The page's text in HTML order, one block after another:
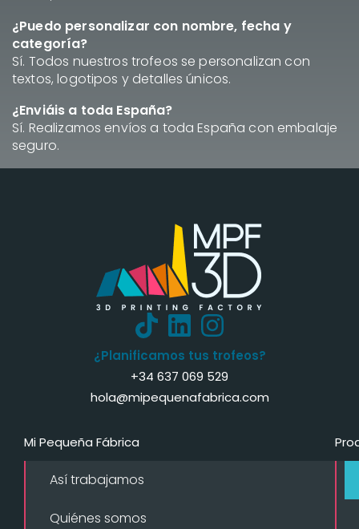
¿Puedo personalizar con nombre, fecha y
categoría?
Sí. Todos nuestros trofeos se personalizan con
textos, logotipos y detalles únicos.
¿Enviáis a toda España?
Sí. Realizamos envíos a toda España con embalaje
seguro.
¿Planificamos tus trofeos?
+34 637 069 529
hola@mipequenafabrica.com
Mi Pequeña Fábrica
Así trabajamos
Quiénes somos